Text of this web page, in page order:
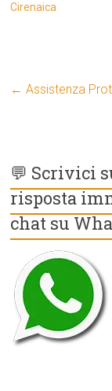
Cirenaica
← Assistenza
💬 Scrivici
risposta
chat su